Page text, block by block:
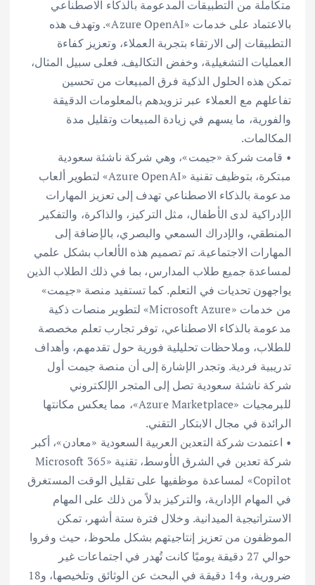
متكاملة من التطبيقات المدعومة بالذكاء الاصطناعي
بالاعتماد على خدمات «Azure OpenAI». وتهدف هذه
التطبيقات إلى الارتقاء بتجربة العملاء، وتعزيز كفاءة
العمليات التشغيلية، وخفض التكاليف. فعلى سبيل المثال،
تمكن هذه الحلول الذكية فرق المبيعات من تحسين
تفاعلهم مع العملاء عبر تزويدهم بالمعلومات الدقيقة
والفورية، ما يسهم في زيادة المبيعات وتقليل مدة
المكالمات.
• قامت شركة «جيمت»، وهي شركة ناشئة سعودية
مبتكرة، بتوظيف تقنية «Azure OpenAI» لتطوير ألعاب
مدعومة بالذكاء الاصطناعي تهدف إلى تعزيز المهارات
الإدراكية لدى الأطفال، مثل التركيز، والذاكرة، والتفكير
المنطقي، والإدراك السمعي والبصري، بالإضافة إلى
المهارات الاجتماعية. تم تصميم هذه الألعاب بشكل علمي
لمساعدة جميع طلاب المدارس، بما في ذلك الطلاب الذين
يواجهون تحديات في التعلم. كما تستفيد منصة «جيمت»
من خدمات «Microsoft Azure» لتطوير منصات ذكية
مدعومة بالذكاء الاصطناعي، توفر تجارب تعلم مخصصة
للطلاب، وملاحظات تحليلية فورية حول تقدمهم، وأهداف
تدريبية فردية. وتجدر الإشارة إلى أن منصة جيمت أول
شركة ناشئة سعودية تصل إلى المتجر الإلكتروني
للبرمجيات «Azure Marketplace»، مما يعكس مكانتها
الرائدة في مجال الابتكار التقني.
• اعتمدت شركة التعدين العربية السعودية «معادن»، أكبر
شركة تعدين في الشرق الأوسط، تقنية «Microsoft 365
Copilot» لمساعدة موظفيها على تقليل الوقت المستغرق
في المهام الإدارية، والتركيز بدلاً من ذلك على المهام
الاستراتيجية الميدانية. وخلال فترة ستة أشهر، تمكن
الموظفون من تعزيز إنتاجيتهم بشكل ملحوظ، حيث وفروا
حوالي 27 دقيقة يوميًا كانت تُهدر في اجتماعات غير
ضرورية، و14 دقيقة في البحث عن الوثائق وتلخيصها، و18